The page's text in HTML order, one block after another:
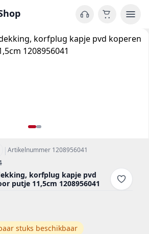
|Artikelnummer 1208956041
korfplug kapje pvd
putje 11,5cm 1208956041
stuks beschikbaar